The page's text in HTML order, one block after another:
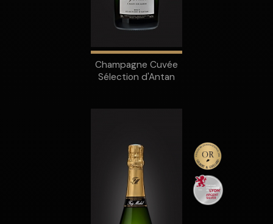
Champagne Cuvée
Sélection d'Antan